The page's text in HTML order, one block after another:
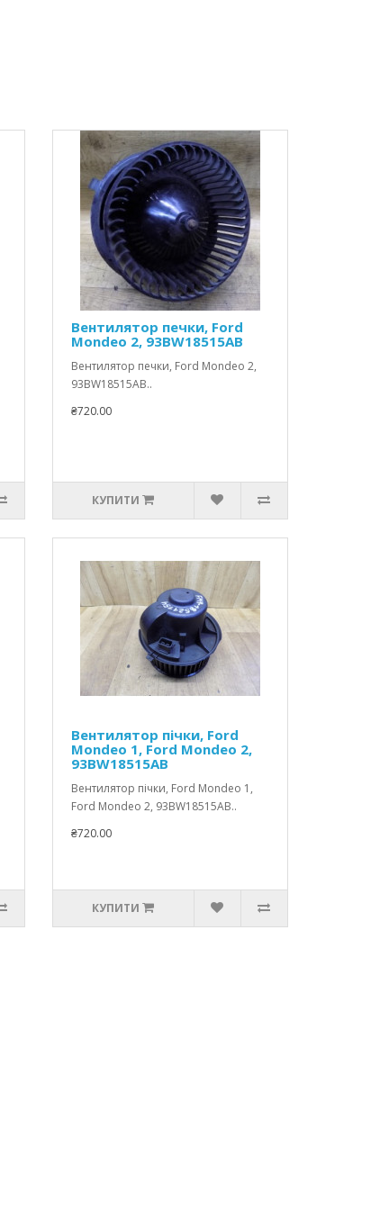
Вентилятор печки, Ford
Mondeo 2, 93BW18515AB
Вентилятор печки, Ford Mondeo 2,
93BW18515AB..
₴720.00
КУПИТИ
Вентилятор пічки, Ford
Mondeo 1, Ford Mondeo 2,
93BW18515AB
Вентилятор пічки, Ford Mondeo 1,
Ford Mondeo 2, 93BW18515AB..
₴720.00
КУПИТИ